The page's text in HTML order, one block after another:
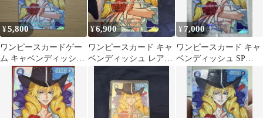
¥5,800
ワンピースカードゲー
ム キャベンディッシュ
OP10-045
¥6,900
ワンピースカード キャ
ベンディッシュ レア
¥ 7,000
ワンピースカード キャ
ベンディッシュ SP
OP10-045